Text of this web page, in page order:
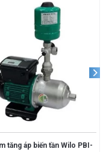
tăng áp biến tần Wilo PBI-